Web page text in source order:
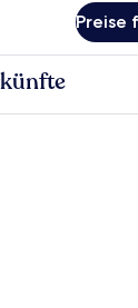
Preise
Town